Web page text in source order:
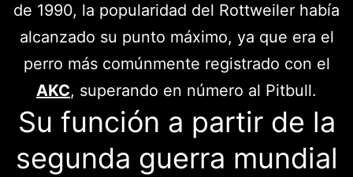
de 1990, la popularidad del Rottweiler había
alcanzado su punto máximo, ya que era el
perro más comúnmente registrado con el
AKC, superando en número al Pitbull.
Su función a partir de la
segunda guerra mundial